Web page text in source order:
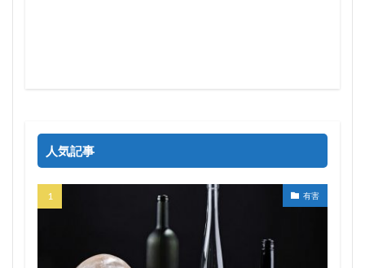
人気記事
有害